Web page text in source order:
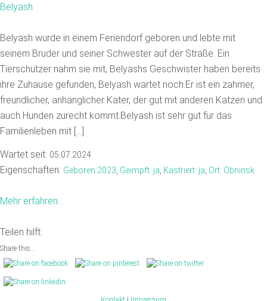
Belyash
Belyash wurde in einem Feriendorf geboren und lebte mit
seinem Bruder und seiner Schwester auf der Straße. Ein
Tierschützer nahm sie mit, Belyashs Geschwister haben bereits
ihre Zuhause gefunden, Belyash wartet noch.Er ist ein zahmer,
freundlicher, anhänglicher Kater, der gut mit anderen Katzen und
auch Hunden zurecht kommt.Belyash ist sehr gut für das
Familienleben mit […]
Wartet seit: 05.07.2024
Eigenschaften: Geboren:2023 Geimpft: ja Kastriert: ja Ort: Obninsk
Mehr erfahren...
Teilen hilft:
Share this...